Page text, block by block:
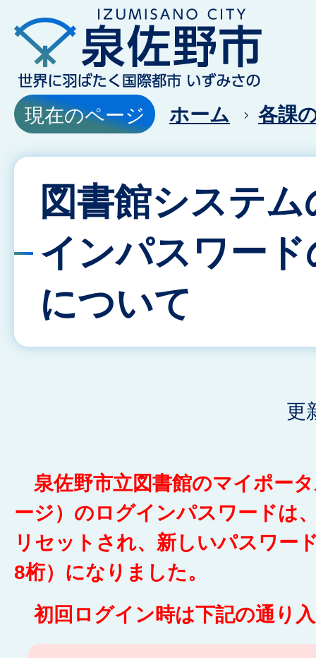
現在のページ ホーム 各課
図書館システ
インパスワード
について
更
泉佐野市立図書館のマイポー
ージ）のログインパスワードは
リセットされ、新しいパスワー
8桁）になりました。
初回ログイン時は下記の通り